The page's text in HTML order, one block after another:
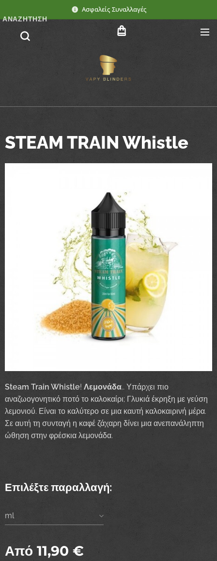
Ασφαλείς Συναλλαγές
ΑΝΑΖΉΤΗΣΗ
STEAM TRAIN Whistle
Steam Train Whistle! Λεμονάδα.. Υπάρχει πιο
αναζωογονητικό ποτό το καλοκαίρι; Γλυκιά έκρηξη με γεύση
λεμονιού. Είναι το καλύτερο σε μια καυτή καλοκαιρινή μέρα.
Σε αυτή τη συνταγή η καφέ ζάχαρη δίνει μια ανεπανάληπτη
ώθηση στην φρέσκια λεμονάδα.
Επιλέξτε παραλλαγή:
ml
Από 11,90 €